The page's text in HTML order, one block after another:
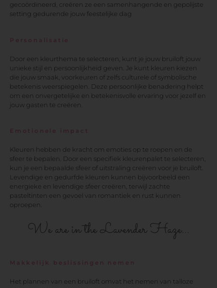
gecoördineerd, creëren ze een samenhangende en gepolijste
setting gedurende jouw feestelijke dag
Personalisatie
Door een kleurthema te selecteren, kunt je jouw bruiloft jouw
unieke stijl en persoonlijkheid geven. Je kunt kleuren kiezen
die jouw smaak, voorkeuren of zelfs culturele of symbolische
betekenis weerspiegelen. Deze persoonlijke benadering helpt
om een onvergetelijke en betekenisvolle ervaring voor jezelf en
jouw gasten te creëren.
Emotionele impact
Kleuren hebben de kracht om emoties op te roepen en de
sfeer te bepalen. Door een specifiek kleurenpalet te selecteren,
kun je een bepaalde sfeer of uitstraling creëren voor je bruiloft.
Levendige en gedurfde kleuren kunnen bijvoorbeeld een
energieke en levendige sfeer creëren, terwijl zachte
pasteltinten een gevoel van romantiek en rust kunnen
oproepen.
We are in the Lavender Haze…
Makkelijk beslissingen nemen
Het plannen van een bruiloft omvat het nemen van talloze